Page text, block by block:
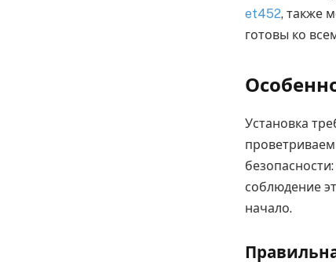
et452, также
готовы ко
Установка
соблюдение
начало.